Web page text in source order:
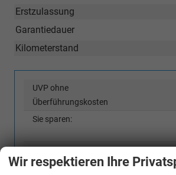
Erstzulassung
Garantiedauer
Kilometerstand
UVP ohne
Überführungskosten
Sie sparen:
Gesamtpreis
incl. 19% MwSt. und den Kosten für
Wir respektieren Ihre